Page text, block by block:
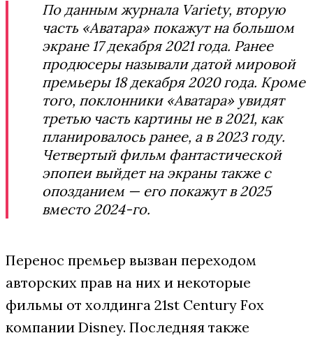
По данным журнала Variety, вторую
часть «Аватара» покажут на большом
экране 17 декабря 2021 года. Ранее
продюсеры называли датой мировой
премьеры 18 декабря 2020 года. Кроме
того, поклонники «Аватара» увидят
третью часть картины не в 2021, как
планировалось ранее, а в 2023 году.
Четвертый фильм фантастической
эпопеи выйдет на экраны также с
опозданием — его покажут в 2025
вместо 2024-го.
Перенос премьер вызван переходом
авторских прав на них и некоторые
фильмы от холдинга 21st Century Fox
компании Disney. Последняя также